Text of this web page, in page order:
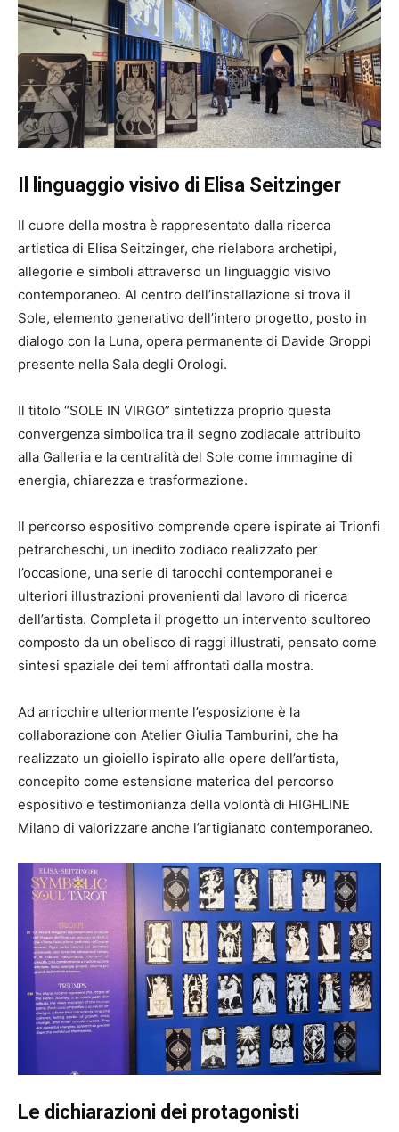
Il linguaggio visivo di Elisa Seitzinger
Il cuore della mostra è rappresentato dalla ricerca
artistica di Elisa Seitzinger, che rielabora archetipi,
allegorie e simboli attraverso un linguaggio visivo
contemporaneo. Al centro dell’installazione si trova il
Sole, elemento generativo dell’intero progetto, posto in
dialogo con la Luna, opera permanente di Davide Groppi
presente nella Sala degli Orologi.
Il titolo “SOLE IN VIRGO” sintetizza proprio questa
convergenza simbolica tra il segno zodiacale attribuito
alla Galleria e la centralità del Sole come immagine di
energia, chiarezza e trasformazione.
Il percorso espositivo comprende opere ispirate ai Trionfi
petrarcheschi, un inedito zodiaco realizzato per
l’occasione, una serie di tarocchi contemporanei e
ulteriori illustrazioni provenienti dal lavoro di ricerca
dell’artista. Completa il progetto un intervento scultoreo
composto da un obelisco di raggi illustrati, pensato come
sintesi spaziale dei temi affrontati dalla mostra.
Ad arricchire ulteriormente l’esposizione è la
collaborazione con Atelier Giulia Tamburini, che ha
realizzato un gioiello ispirato alle opere dell’artista,
concepito come estensione materica del percorso
espositivo e testimonianza della volontà di HIGHLINE
Milano di valorizzare anche l’artigianato contemporaneo.
Le dichiarazioni dei protagonisti